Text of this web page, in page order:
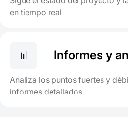
en tiempo real
📊 Informes y
Analiza los puntos fuertes y
informes detallados